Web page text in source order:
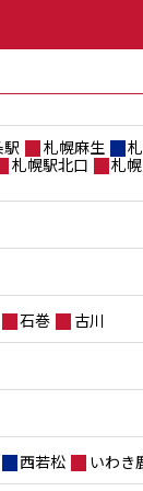
札幌麻生
札幌駅北口 札
石巻 古川
西若松 いわき